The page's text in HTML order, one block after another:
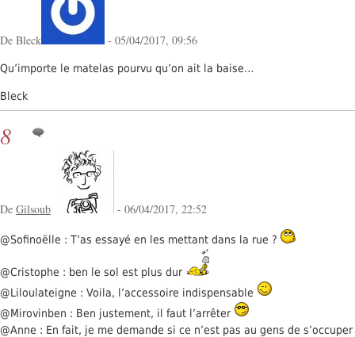
De Bleck - 05/04/2017, 09:56
Qu’importe le matelas pourvu qu’on ait la baise…
Bleck
8
De Gilsoub - 06/04/2017, 22:52
@Sofinoëlle : T’as essayé en les mettant dans la rue ?
@Cristophe : ben le sol est plus dur
@Liloulateigne : Voila, l’accessoire indispensable
@Mirovinben : Ben justement, il faut l’arrêter
@Anne : En fait, je me demande si ce n’est pas au gens de s’occuper